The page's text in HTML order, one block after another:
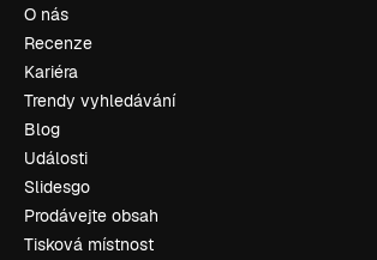
O nás
Recenze
Kariéra
Trendy vyhledávání
Blog
Události
Slidesgo
Prodávejte obsah
Tisková místnost